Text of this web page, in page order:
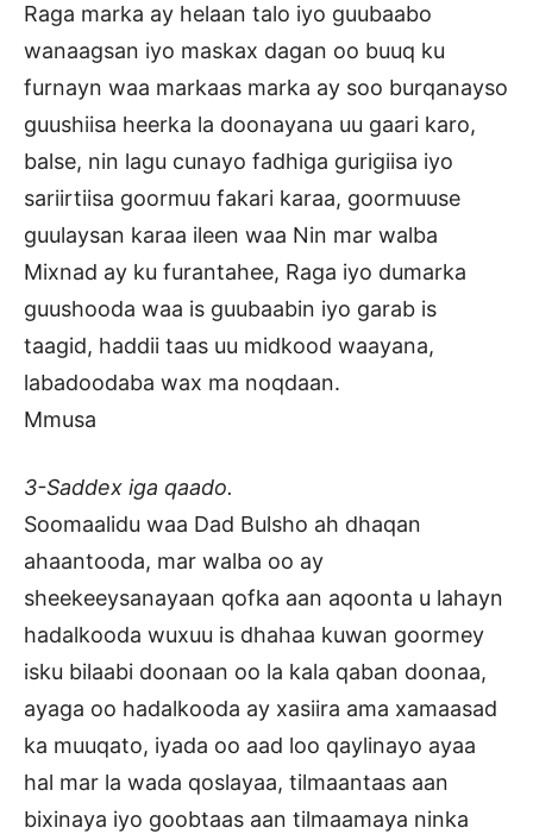
Raga marka ay helaan talo iyo guubaabo
wanaagsan iyo maskax dagan oo buuq ku
furnayn waa markaas marka ay soo burqanayso
guushiisa heerka la doonayana uu gaari karo,
balse, nin lagu cunayo fadhiga gurigiisa iyo
sariirtiisa goormuu fakari karaa, goormuuse
guulaysan karaa ileen waa Nin mar walba
Mixnad ay ku furantahee, Raga iyo dumarka
guushooda waa is guubaabin iyo garab is
taagid, haddii taas uu midkood waayana,
labadoodaba wax ma noqdaan.
Mmusa
3-Saddex iga qaado.
Soomaalidu waa Dad Bulsho ah dhaqan
ahaantooda, mar walba oo ay
sheekeeysanayaan qofka aan aqoonta u lahayn
hadalkooda wuxuu is dhahaa kuwan goormey
isku bilaabi doonaan oo la kala qaban doonaa,
ayaga oo hadalkooda ay xasiira ama xamaasad
ka muuqato, iyada oo aad loo qaylinayo ayaa
hal mar la wada qoslayaa, tilmaantaas aan
bixinaya iyo goobtaas aan tilmaamaya ninka